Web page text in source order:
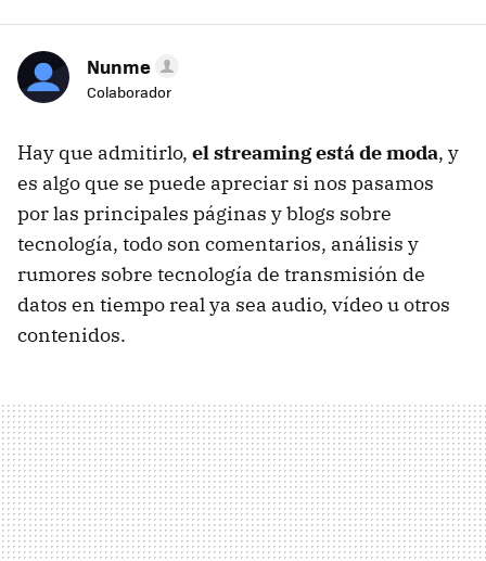
Nunme
Colaborador
Hay que admitirlo, el streaming está de moda, y
es algo que se puede apreciar si nos pasamos
por las principales páginas y blogs sobre
tecnología, todo son comentarios, análisis y
rumores sobre tecnología de transmisión de
datos en tiempo real ya sea audio, vídeo u otros
contenidos.